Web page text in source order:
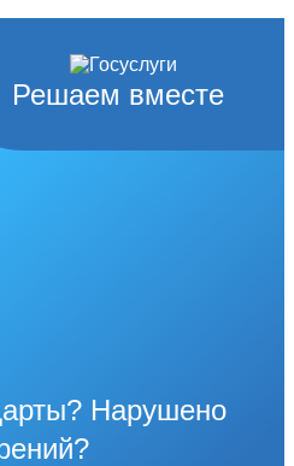
Решаем вместе
Нарушено